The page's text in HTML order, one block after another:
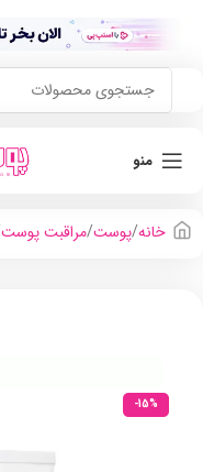
منو
خانه پوست مراقبت پوست
-15%